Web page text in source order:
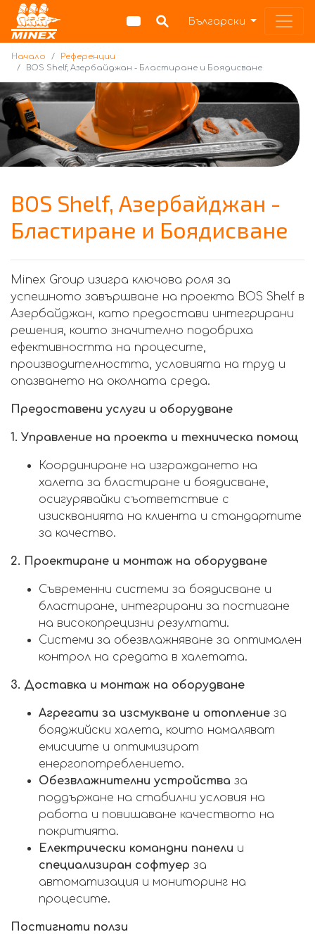
Български
Начало
Референции
BOS Shelf, Азербайджан - Бластиране и Боядисване
BOS Shelf, Азербайджан -
Бластиране и Боядисване
Minex Group изигра ключова роля за
успешното завършване на проекта BOS Shelf в
Азербайджан, като предостави интегрирани
решения, които значително подобриха
ефективността на процесите,
производителността, условията на труд и
опазването на околната среда.
Предоставени услуги и оборудване
1. Управление на проекта и техническа помощ
Координиране на изграждането на
халета за бластиране и боядисване,
осигурявайки съответствие с
изискванията на клиента и стандартите
за качество.
2. Проектиране и монтаж на оборудване
Съвременни системи за боядисване и
бластиране, интегрирани за постигане
на високопрецизни резултати.
Системи за обезвлажняване за оптимален
контрол на средата в халетата.
3. Доставка и монтаж на оборудване
Агрегати за изсмукване и отопление за
бояджийски халета, които намаляват
емисиите и оптимизират
енергопотреблението.
Обезвлажнителни устройства за
поддържане на стабилни условия на
работа и повишаване качеството на
покритията.
Електрически командни панели и
специализиран софтуер за
автоматизация и мониторинг на
процесите.
Постигнати ползи